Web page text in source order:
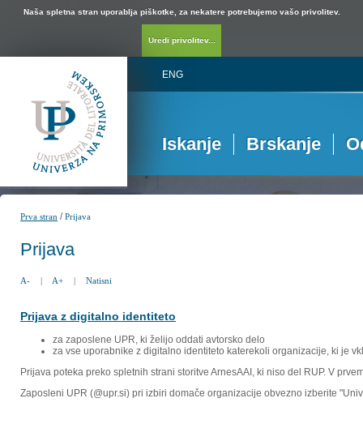
Naša spletna stran uporablja piškotke, za nekatere potrebujemo vašo privolitev.
Uredi privolitev...
ENG
Iskanje Brskanje
Prva stran /Prijava
Prijava
A- | A+ | Natisni
Prijava z digitalno identiteto
za zaposlene UPR, ki želijo oddati avtorsko delo
za vse uporabnike z digitalno identiteto katerekoli organizacije, ki je
Prijava poteka preko spletnih strani storitve ArnesAAI, ki niso del RUP. V
Zaposleni UPR (@upr.si) pri izbiri domače organizacije obvezno izberite